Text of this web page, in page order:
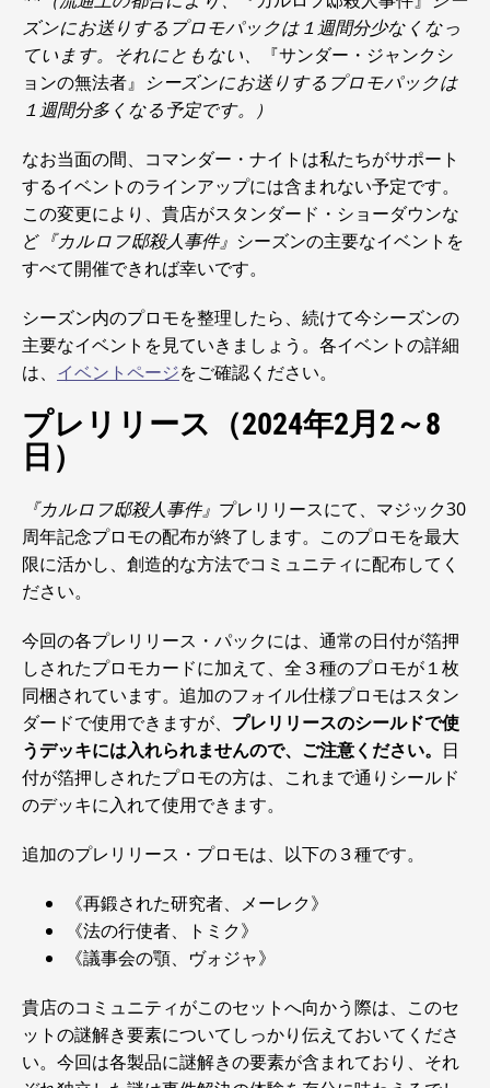
ズンにお送りするプロモパックは１週間分少なくなっ
ています。それにともない、
『サンダー・ジャンクシ
ョンの無法者』 シーズンにお送りするプロモパックは
１週間分多くなる予定です。）
なお当面の間、コマンダー・ナイトは私たちがサポート
するイベントのラインアップには含まれない予定です。
この変更により、貴店がスタンダード・ショーダウンな
ど 『カルロフ邸殺人事件』 シーズンの主要なイベントを
すべて開催できれば幸いです。
シーズン内のプロモを整理したら、続けて今シーズンの
主要なイベントを見ていきましょう。各イベントの詳細
は、 イベントページをご確認ください。
プレリリース（2024年2月2～8
日）
『カルロフ邸殺人事件』 プレリリースにて、マジック30
周年記念プロモの配布が終了します。このプロモを最大
限に活かし、創造的な方法でコミュニティに配布してく
ださい。
今回の各プレリリース・パックには、通常の日付が箔押
しされたプロモカードに加えて、全３種のプロモが１枚
同梱されています。追加のフォイル仕様プロモはスタン
ダードで使用できますが、 プレリリースのシールドで使
うデッキには入れられませんので、ご注意ください。 日
付が箔押しされたプロモの方は、これまで通りシールド
のデッキに入れて使用できます。
追加のプレリリース・プロモは、以下の３種です。
《再鍛された研究者、メーレク》
《法の行使者、トミク》
《議事会の顎、ヴォジャ》
貴店のコミュニティがこのセットへ向かう際は、このセ
ットの謎解き要素についてしっかり伝えておいてくださ
い。今回は各製品に謎解きの要素が含まれており、それ